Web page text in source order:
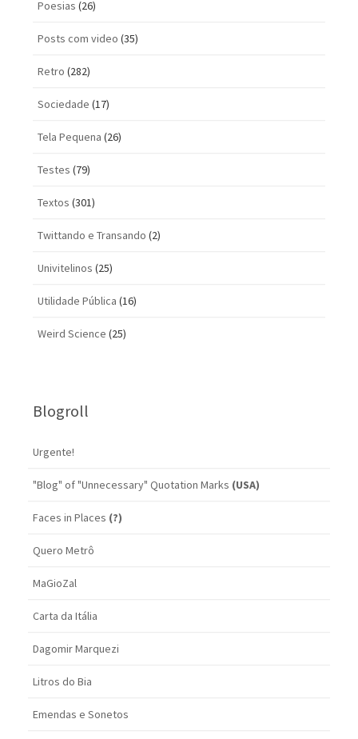
Poesias (26)
Posts com vi­deo (35)
Retro (282)
Sociedade (17)
Tela Pequena (26)
Testes (79)
Textos (301)
Twittando e Transando (2)
Univitelinos (25)
Utilidade Pública (16)
Weird Science (25)
Blogroll
Urgente!
"Blog" of "Unnecessary" Quotation Marks (USA)
Faces in Places (?)
Quero Metrô
MaGioZal
Carta da Itália
Dagomir Marquezi
Litros do Bia
Emendas e Sonetos